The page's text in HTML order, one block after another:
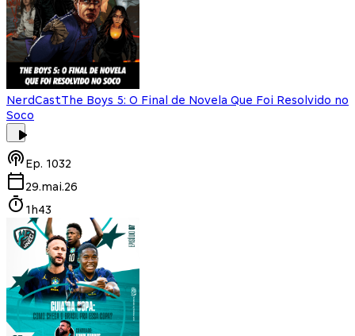
NerdCastThe Boys 5: O Final de Novela Que Foi Resolvido no
Soco
Ep. 1032
29.mai.26
1h43